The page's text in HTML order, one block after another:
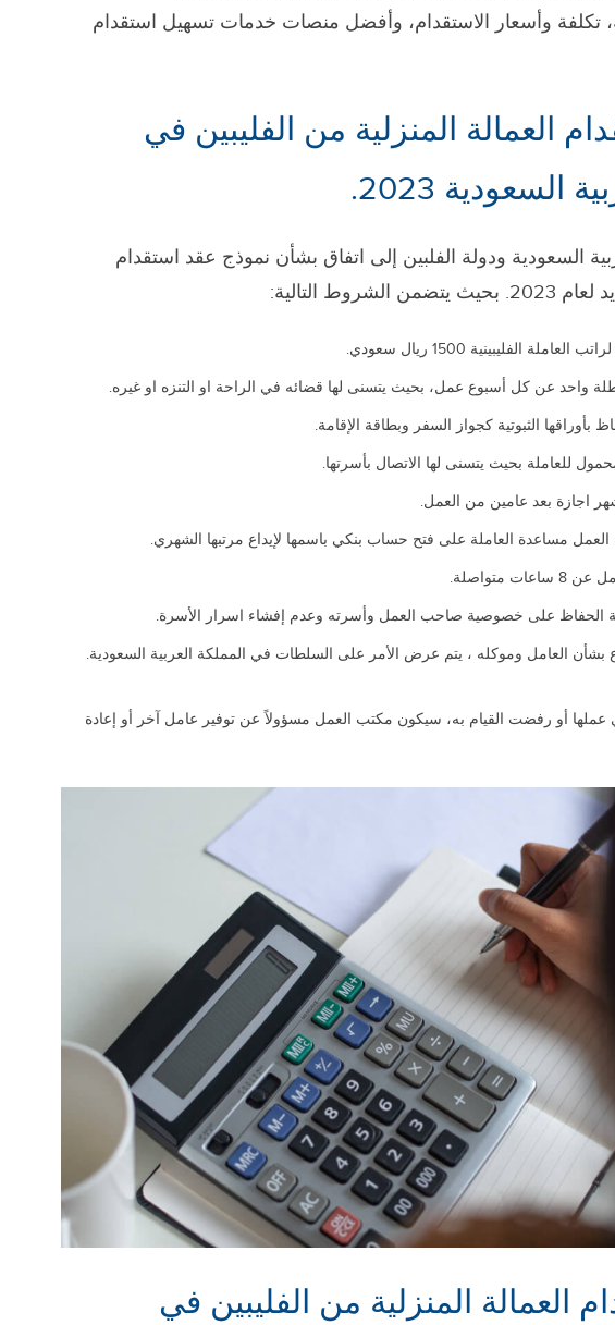
تكلفة وأسعار الاستقدام، وأفضل منصات خدمات تسهيل استقدام
العمالة المنزلية من الفليبين في
السعودية 2023.
السعودية ودولة الفلبين إلى اتفاق بشأن نموذج عقد استقدام
التالية:
الفليبينية 1500 ريال سعودي.
واحد عن كل أسبوع عمل، بحيث يتسنى لها قضائه في الراحة او التنزه او غيره.
بأوراقها الثبوتية كجواز السفر وبطاقة الإقامة.
للعاملة بحيث يتسنى لها الاتصال بأسرتها.
اجازة بعد عامين من العمل.
مساعدة العاملة على فتح حساب بنكي باسمها لإيداع مرتبها الشهري.
متواصلة.
الحفاظ على خصوصية صاحب العمل وأسرته وعدم إفشاء اسرار الأسرة.
بشأن العامل وموكله ، يتم عرض الأمر على السلطات في المملكة العربية السعودية.
عملها أو رفضت القيام به، سيكون مكتب العمل مسؤولاً عن توفير عامل آخر أو إعادة
العمالة المنزلية من الفليبين في